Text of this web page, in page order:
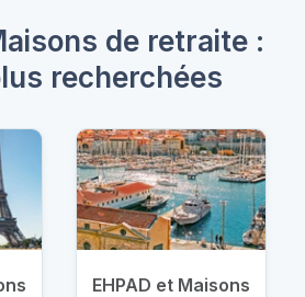
de retraite :
recherchées
EHPAD et Maisons